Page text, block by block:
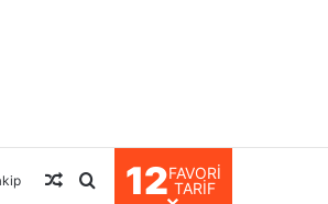
Rastgele Makale
Arama yap ...
12FAVORI
TARIF